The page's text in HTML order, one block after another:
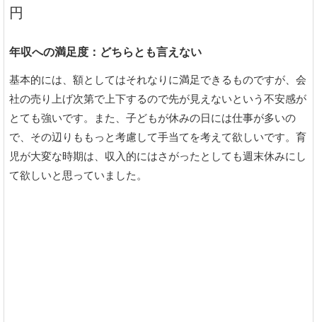
円
年収への満足度：どちらとも言えない
基本的には、額としてはそれなりに満足できるものですが、会
社の売り上げ次第で上下するので先が見えないという不安感が
とても強いです。また、子どもが休みの日には仕事が多いの
で、その辺りももっと考慮して手当てを考えて欲しいです。育
児が大変な時期は、収入的にはさがったとしても週末休みにし
て欲しいと思っていました。